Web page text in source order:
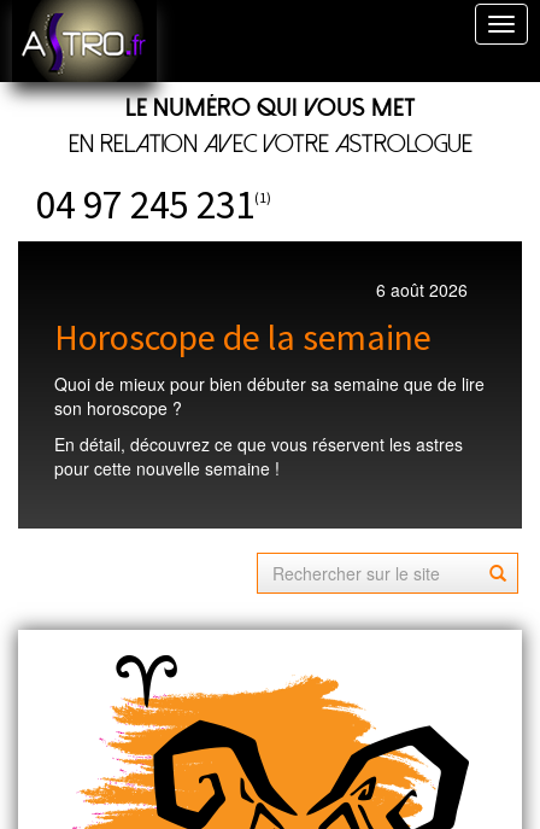
Le numéro qui vous met
en relation avec votre astrologue
04 97 245 231(1)
6 août 2026
Horoscope de la semaine
Quoi de mieux pour bien débuter sa semaine que de lire
son horoscope ?
En détail, découvrez ce que vous réservent les astres
pour cette nouvelle semaine !